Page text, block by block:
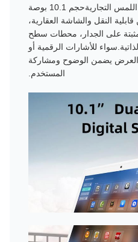
ونواحي عرض واسعةوحلول اللمس التجاريةحجم 10.1 بوصة
النقل والشاشة العقارية،
على الجدار، محطات سطح
للأشارات الرقمية أو
العرض يضمن الوضوح ومشاركة
المستخدم.